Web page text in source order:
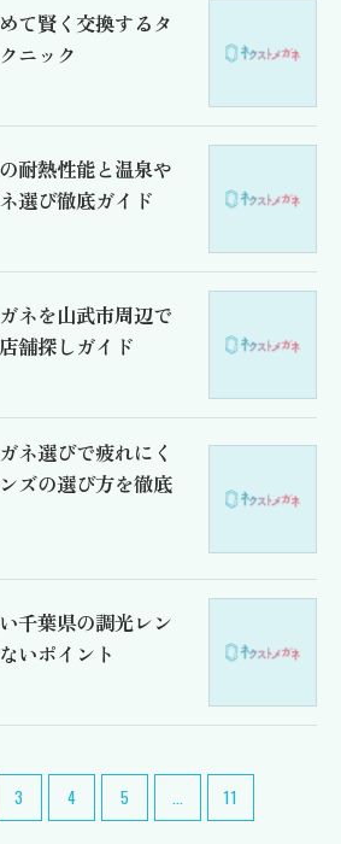
て賢く交換するタ
ニック
耐熱性能と温泉や
選び徹底ガイド
ネを山武市周辺で
舗探しガイド
ネ選びで疲れにく
ズの選び方を徹底
千葉県の調光レン
いポイント
3 4 5 ... 11